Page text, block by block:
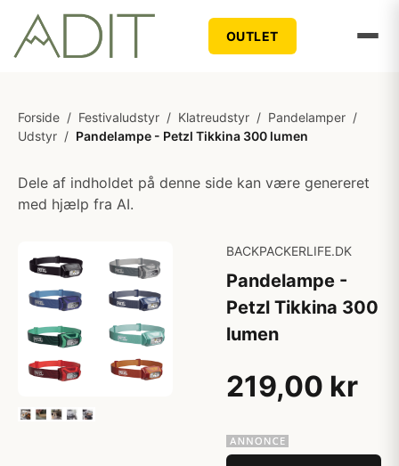
OUTLET
Forside / Festivaludstyr / Klatreudstyr / Pandelamper /
Udstyr / Pandelampe - Petzl Tikkina 300 lumen
Dele af indholdet på denne side kan være genereret
med hjælp fra AI.
BACKPACKERLIFE.DK
Pandelampe -
Petzl Tikkina 300
lumen
219,00 kr